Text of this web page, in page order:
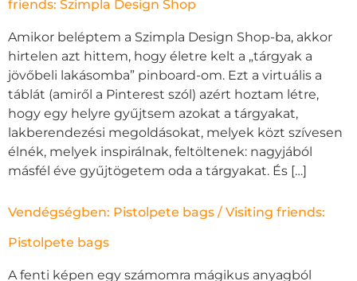
friends: Szimpla Design Shop
Amikor beléptem a Szimpla Design Shop-ba, akkor
hirtelen azt hittem, hogy életre kelt a „tárgyak a
jövőbeli lakásomba” pinboard-om. Ezt a virtuális a
táblát (amiről a Pinterest szól) azért hoztam létre,
hogy egy helyre gyűjtsem azokat a tárgyakat,
lakberendezési megoldásokat, melyek közt szívesen
élnék, melyek inspirálnak, feltöltenek: nagyjából
másfél éve gyűjtögetem oda a tárgyakat. És […]
Vendégségben: Pistolpete bags / Visiting friends:
Pistolpete bags
A fenti képen egy számomra mágikus anyagból